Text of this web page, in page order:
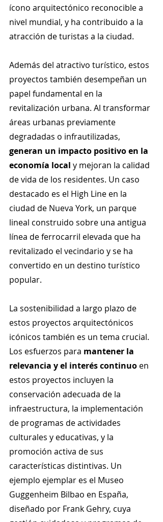
ícono arquitectónico reconocible a
nivel mundial, y ha contribuido a la
atracción de turistas a la ciudad.
Además del atractivo turístico, estos
proyectos también desempeñan un
papel fundamental en la
revitalización urbana. Al transformar
áreas urbanas previamente
degradadas o infrautilizadas,
generan un impacto positivo en la
economía local y mejoran la calidad
de vida de los residentes. Un caso
destacado es el High Line en la
ciudad de Nueva York, un parque
lineal construido sobre una antigua
línea de ferrocarril elevada que ha
revitalizado el vecindario y se ha
convertido en un destino turístico
popular.
La sostenibilidad a largo plazo de
estos proyectos arquitectónicos
icónicos también es un tema crucial.
Los esfuerzos para mantener la
relevancia y el interés continuo en
estos proyectos incluyen la
conservación adecuada de la
infraestructura, la implementación
de programas de actividades
culturales y educativas, y la
promoción activa de sus
características distintivas. Un
ejemplo ejemplar es el Museo
Guggenheim Bilbao en España,
diseñado por Frank Gehry, cuya